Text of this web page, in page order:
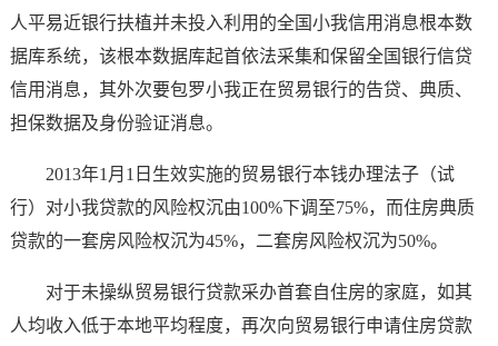
人平易近银行扶植并未投入利用的全国小我信用消息根本数
据库系统，该根本数据库起首依法采集和保留全国银行信贷
信用消息，其外次要包罗小我正在贸易银行的告贷、典质、
担保数据及身份验证消息。
2013年1月1日生效实施的贸易银行本钱办理法子（试
行）对小我贷款的风险权沉由100%下调至75%，而住房典质
贷款的一套房风险权沉为45%，二套房风险权沉为50%。
对于未操纵贸易银行贷款采办首套自住房的家庭，如其
人均收入低于本地平均程度，再次向贸易银行申请住房贷款